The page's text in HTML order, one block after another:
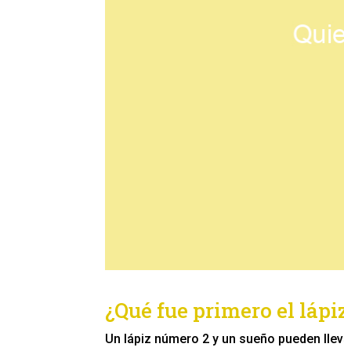
¿Qué fue primero el
Un lápiz número 2 y un sueño pueden